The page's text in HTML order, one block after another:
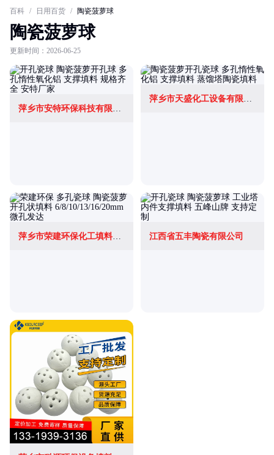
百科 / 日用百货 / 陶瓷菠萝球
陶瓷菠萝球
更新时间：2026-06-25
萍乡市安特环保科技有限公司
萍乡市天盛化工设备有限公司
萍乡市荣建环保化工填料有限公司 江西省五丰陶瓷有限公司